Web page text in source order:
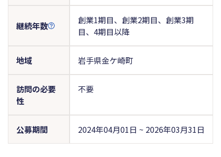
継続年数
創業1期目、創業2期目、創業3期
目、4期目以降
地域 岩手県金ケ崎町
訪問の必要
性
不要
公募期間 2024年04月01日 ~ 2026年03月31日